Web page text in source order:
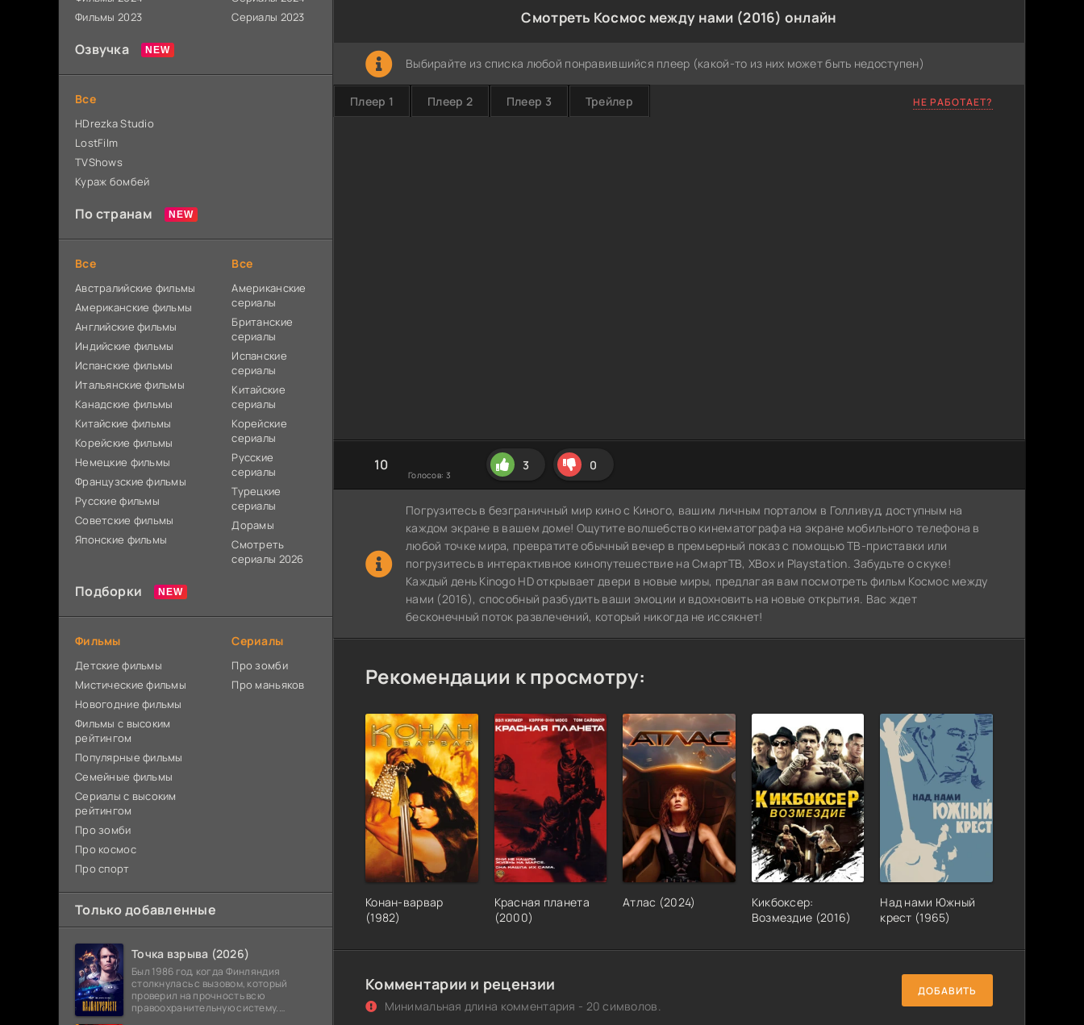
Смотреть Космос между нами (2016) онлайн
Выбирайте из списка любой понравившийся плеер (какой-то из них может быть недоступен)
Плеер 1 Плеер 2 Плеер 3 Трейлер НЕ РАБОТАЕТ?
10
Голосов: 3
3 0
Погрузитесь в безграничный мир кино с Киного, вашим личным порталом в Голливуд, доступным на
каждом экране в вашем доме! Ощутите волшебство кинематографа на экране мобильного телефона в
любой точке мира, превратите обычный вечер в премьерный показ с помощью ТВ-приставки или
погрузитесь в интерактивное кинопутешествие на СмартТВ, XBox и Playstation. Забудьте о скуке!
Каждый день Kinogo HD открывает двери в новые миры, предлагая вам посмотреть фильм Космос между
нами (2016), способный разбудить ваши эмоции и вдохновить на новые открытия. Вас ждет
бесконечный поток развлечений, который никогда не иссякнет!
Рекомендации к просмотру:
Конан-варвар
(1982)
Красная планета
(2000)
Атлас (2024)
Кикбоксер:
Возмездие (2016)
Над нами Южный
крест (1965)
Комментарии и рецензии
Минимальная длина комментария - 20 символов.
ДОБАВИТЬ
Фильмы 2023
Сериалы 2023
Озвучка
Все
HDrezka Studio
LostFilm
TVShows
Кураж бомбей
По странам
Все
Австралийские фильмы
Американские фильмы
Английские фильмы
Индийские фильмы
Испанские фильмы
Итальянские фильмы
Канадские фильмы
Китайские фильмы
Корейские фильмы
Немецкие фильмы
Французские фильмы
Русские фильмы
Советские фильмы
Японские фильмы
Все
Американские
сериалы
Британские
сериалы
Испанские
сериалы
Китайские
сериалы
Корейские
сериалы
Русские
сериалы
Турецкие
сериалы
Дорамы
Смотреть
сериалы 2026
Подборки
Фильмы
Детские фильмы
Мистические фильмы
Новогодние фильмы
Фильмы с высоким
рейтингом
Популярные фильмы
Семейные фильмы
Сериалы с высоким
рейтингом
Про зомби
Про космос
Про спорт
Сериалы
Про зомби
Про маньяков
Только добавленные
Точка взрыва (2026)
Был 1986 год, когда Финляндия
столкнулась с вызовом, который
проверил на прочность всю
правоохранительную систему.